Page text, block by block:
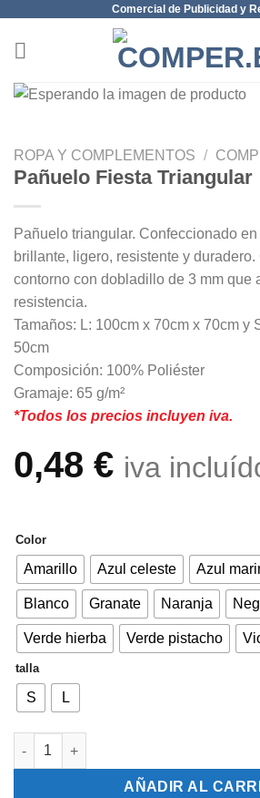
contenido
Comercial de Publicidad y
ROPA Y COMPLEMENTOS /
Pañuelo Fiesta Triangular
Pañuelo triangular. Confeccionado
brillante, ligero, resistente y duradero.
contorno con dobladillo de 3 mm que
resistencia.
Tamaños: L: 100cm x 70cm x 70cm y
50cm
Composición: 100% Poliéster
Gramaje: 65 g/m²
*Todos los precios incluyen iva.
0,48 € iva
Color
Amarillo Azul celeste Azul
Blanco Granate Naranja
Verde hierba Verde pistacho
talla
S L
Pañuelo Fiesta Triangular cantidad
AÑADIR AL